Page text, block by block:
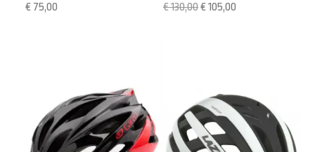
€130,00€ 105,00
€ 75,00